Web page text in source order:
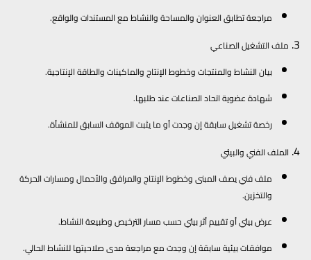
مراجعة تطابق العنوان والمساحة والنشاط مع المستندات والواقع.
ملف التشغيل الصناعي
بيان النشاط والمنتجات وخطوط الإنتاج والماكينات والطاقة الإنتاجية.
شهادة عضوية اتحاد الصناعات عند طلبها.
رخصة تشغيل سابقة إن وجدت أو ما يثبت الموقف السابق للمنشأة.
الملف الفني والبيئي
ملف فني يصف المبنى وخطوط الإنتاج والمرافق والأحمال ومسارات الحركة
والتخزين.
عرض بيئي أو تقييم أثر بيئي حسب مسار الترخيص وطبيعة النشاط.
موافقات بيئية سابقة إن وجدت مع مراجعة مدى صلاحيتها للنشاط الحالي.